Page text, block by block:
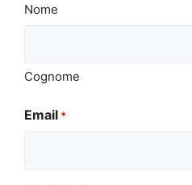
Nome
Cognome
Email *